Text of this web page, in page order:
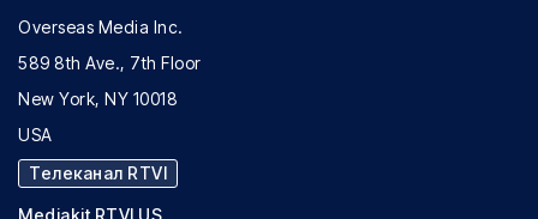
Overseas Media Inc.
589 8th Ave., 7th Floor
New York, NY 10018
USA
Телеканал RTVI